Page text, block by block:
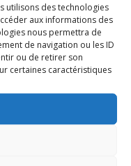
utilisons des technologies
aux informations des
nous permettra de
de navigation ou les ID
ou de retirer son
certaines caractéristiques